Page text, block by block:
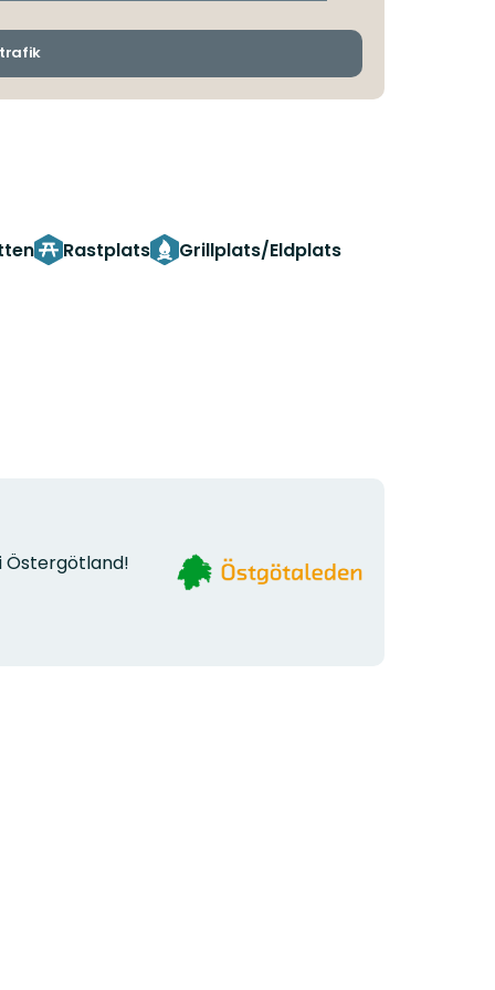
och
Rastplats
Grillplats/Eldplats
Östergötland!
Organisationens
logotyp